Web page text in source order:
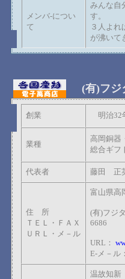
メンバ-につい
て
みんな自
す。
３人よれ
が沸いて
(有)フジ
創業 明治32
業種
高岡銅器
総合ギフ
代表者 藤田 正
住 所
ＴＥＬ・ＦＡＸ
ＵＲＬ・メ－ル
富山県高
(有)フジ
6686
URL：
E-メ－ル
温故知新